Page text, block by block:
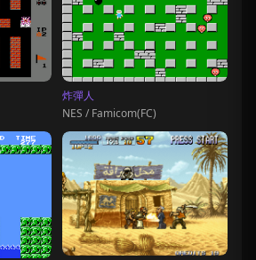
炸彈人
NES / Famicom(FC)